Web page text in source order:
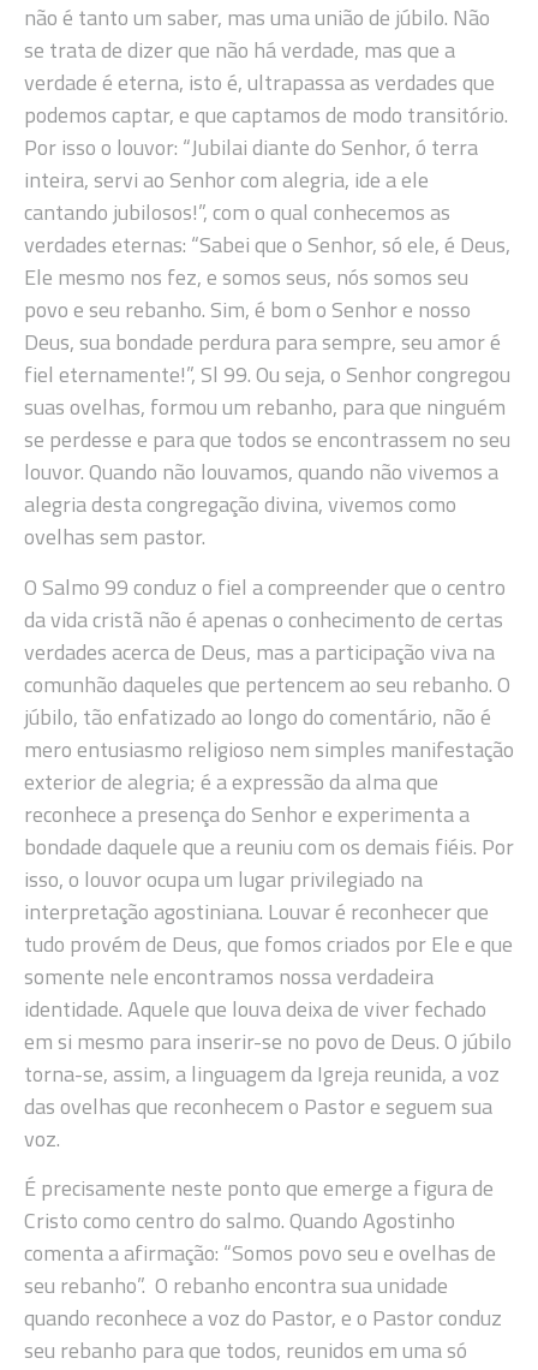
não é tanto um saber, mas uma união de júbilo. Não
se trata de dizer que não há verdade, mas que a
verdade é eterna, isto é, ultrapassa as verdades que
podemos captar, e que captamos de modo transitório.
Por isso o louvor: “Jubilai diante do Senhor, ó terra
inteira, servi ao Senhor com alegria, ide a ele
cantando jubilosos!”, com o qual conhecemos as
verdades eternas: “Sabei que o Senhor, só ele, é Deus,
Ele mesmo nos fez, e somos seus, nós somos seu
povo e seu rebanho. Sim, é bom o Senhor e nosso
Deus, sua bondade perdura para sempre, seu amor é
fiel eternamente!”, Sl 99. Ou seja, o Senhor congregou
suas ovelhas, formou um rebanho, para que ninguém
se perdesse e para que todos se encontrassem no seu
louvor. Quando não louvamos, quando não vivemos a
alegria desta congregação divina, vivemos como
ovelhas sem pastor.
O Salmo 99 conduz o fiel a compreender que o centro
da vida cristã não é apenas o conhecimento de certas
verdades acerca de Deus, mas a participação viva na
comunhão daqueles que pertencem ao seu rebanho. O
júbilo, tão enfatizado ao longo do comentário, não é
mero entusiasmo religioso nem simples manifestação
exterior de alegria; é a expressão da alma que
reconhece a presença do Senhor e experimenta a
bondade daquele que a reuniu com os demais fiéis. Por
isso, o louvor ocupa um lugar privilegiado na
interpretação agostiniana. Louvar é reconhecer que
tudo provém de Deus, que fomos criados por Ele e que
somente nele encontramos nossa verdadeira
identidade. Aquele que louva deixa de viver fechado
em si mesmo para inserir-se no povo de Deus. O júbilo
torna-se, assim, a linguagem da Igreja reunida, a voz
das ovelhas que reconhecem o Pastor e seguem sua
voz.
É precisamente neste ponto que emerge a figura de
Cristo como centro do salmo. Quando Agostinho
comenta a afirmação: “Somos povo seu e ovelhas de
seu rebanho”. O rebanho encontra sua unidade
quando reconhece a voz do Pastor, e o Pastor conduz
seu rebanho para que todos, reunidos em uma só